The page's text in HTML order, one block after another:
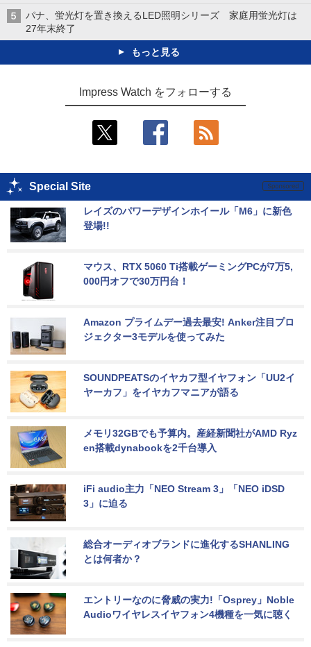
パナ、蛍光灯を置き換えるLED照明シリーズ 家庭用蛍光灯は
27年末終了
もっと見る
Impress Watch をフォローする
Special Site
レイズのパワーデザインホイール「M6」に新色
登場!!
マウス、RTX 5060 Ti搭載ゲーミングPCが7万5,
000円オフで30万円台！
Amazon プライムデー過去最安! Anker注目プロ
ジェクター3モデルを使ってみた
SOUNDPEATSのイヤカフ型イヤフォン「UU2イ
ヤーカフ」をイヤカフマニアが語る
メモリ32GBでも予算内。産経新聞社がAMD Ryz
en搭載dynabookを2千台導入
iFi audio主力「NEO Stream 3」「NEO iDSD
3」に迫る
総合オーディオブランドに進化するSHANLING
とは何者か？
エントリーなのに脅威の実力!「Osprey」Noble
Audioワイヤレスイヤフォン4機種を一気に聴く